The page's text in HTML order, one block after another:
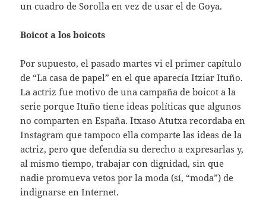
un cuadro de Sorolla en vez de usar el de Goya.
Boicot a los boicots
Por supuesto, el pasado martes vi el primer capítulo
de “La casa de papel” en el que aparecía Itziar Ituño.
La actriz fue motivo de una campaña de boicot a la
serie porque Ituño tiene ideas políticas que algunos
no comparten en España. Itxaso Atutxa recordaba en
Instagram que tampoco ella comparte las ideas de la
actriz, pero que defendía su derecho a expresarlas y,
al mismo tiempo, trabajar con dignidad, sin que
nadie promueva vetos por la moda (sí, “moda”) de
indignarse en Internet.